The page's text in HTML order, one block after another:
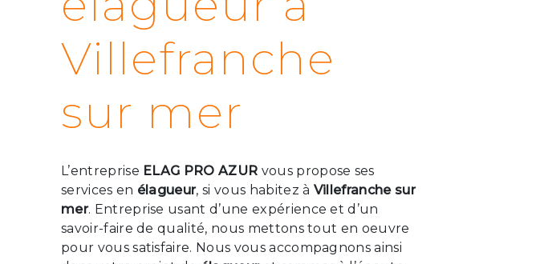
Villefranche
sur mer
L’entreprise ELAG PRO AZUR vous propose ses
services en élagueur, si vous habitez à Villefranche sur
mer. Entreprise usant d’une expérience et d’un
savoir-faire de qualité, nous mettons tout en oeuvre
pour vous satisfaire. Nous vous accompagnons ainsi